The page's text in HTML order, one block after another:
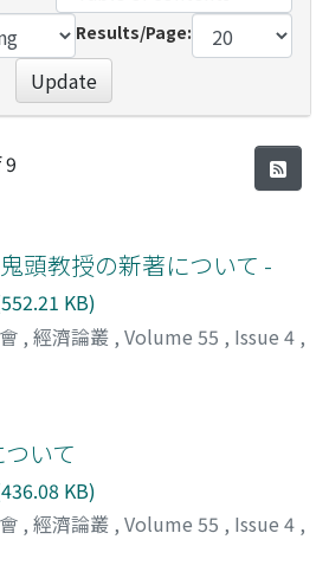
Results/Page:
Update
9
頭教授の新著について -
KB)
, 經濟論叢 , Volume 55 , Issue 4 ,
いて
KB)
, 經濟論叢 , Volume 55 , Issue 4 ,